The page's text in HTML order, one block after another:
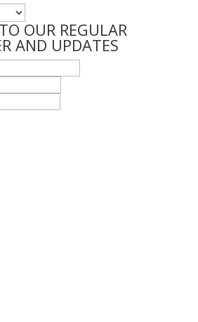
OUR REGULAR
AND UPDATES